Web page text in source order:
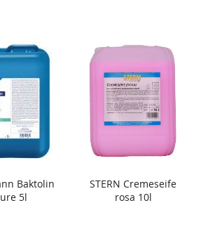
Baktolin
5l
STERN Cremeseife
rosa 10l